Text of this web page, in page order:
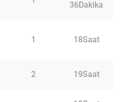
36Dakika
1 18Saat
2 19Saat